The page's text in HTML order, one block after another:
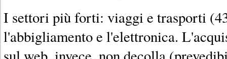
I settori più forti: viaggi e trasporti
l'abbigliamento e l'elettronica.